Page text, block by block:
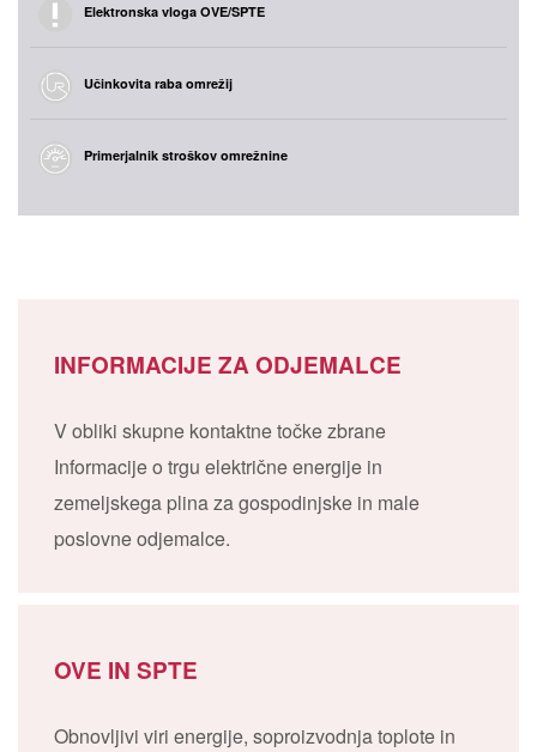
Elektronska vloga OVE/SPTE
Učinkovita raba omrežij
Primerjalnik stroškov omrežnine
INFORMACIJE ZA ODJEMALCE
V obliki skupne kontaktne točke zbrane
Informacije o trgu električne energije in
zemeljskega plina za gospodinjske in male
poslovne odjemalce.
OVE IN SPTE
Obnovljivi viri energije, soproizvodnja toplote in